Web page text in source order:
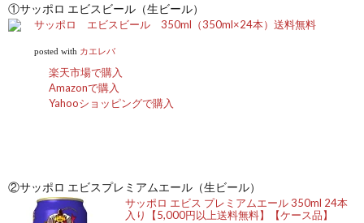
①サッポロ エビスビール（生ビール）
サッポロ エビスビール 350ml（350ml×24本）送料無料
posted with カエレバ
楽天市場で購入
Amazonで購入
Yahooショッピングで購入
②サッポロ エビスプレミアムエール（生ビール）
サッポロ エビス プレミアムエール 350ml 24本
入り【5,000円以上送料無料】【ケース品】